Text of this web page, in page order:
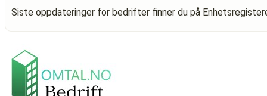
Siste oppdateringer for bedrifter finner du på